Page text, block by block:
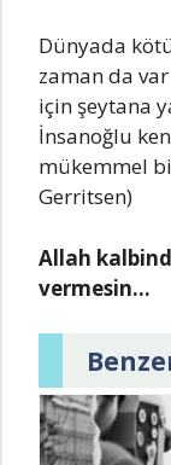
Dünyada
zaman da
için şeytana
İnsanoğlu
mükemmel
Gerritsen)
Allah
vermesin…